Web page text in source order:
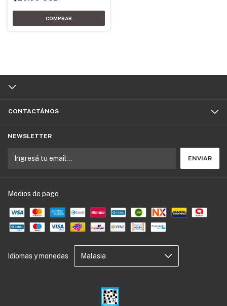
CONTACTÁNOS
NEWSLETTER
Medios de pago
Idiomas y monedas